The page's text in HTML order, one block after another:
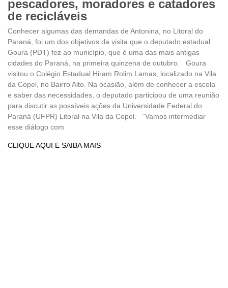
pescadores, moradores e catadores
de recicláveis
Conhecer algumas das demandas de Antonina, no Litoral do
Paraná, foi um dos objetivos da visita que o deputado estadual
Goura (PDT) fez ao município, que é uma das mais antigas
cidades do Paraná, na primeira quinzena de outubro. Goura
visitou o Colégio Estadual Hiram Rolim Lamas, localizado na Vila
da Copel, no Bairro Alto. Na ocasião, além de conhecer a escola
e saber das necessidades, o deputado participou de uma reunião
para discutir as possíveis ações da Universidade Federal do
Paraná (UFPR) Litoral na Vila da Copel. “Vamos intermediar
esse diálogo com
CLIQUE AQUI E SAIBA MAIS